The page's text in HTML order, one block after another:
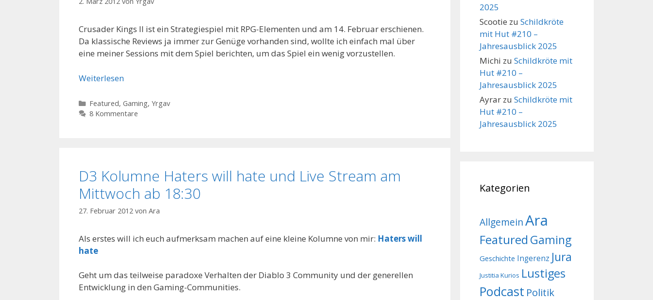
Crusader Kings II ist ein Strategiespiel mit RPG-Elementen und am 14. Februar erschienen.
Da klassische Reviews ja immer zur Genüge vorhanden sind, wollte ich einfach mal über
eine meiner Sessions mit dem Spiel berichten, um das Spiel ein wenig vorzustellen.
Weiterlesen
Kategorien
Featured, Gaming, Yrgav
8 Kommentare
D3 Kolumne Haters will hate und Live Stream am
Mittwoch ab 18:30
27. Februar 2012 von Ara
Als erstes will ich euch aufmerksam machen auf eine kleine Kolumne von mir: Haters will
hate
Geht um das teilweise paradoxe Verhalten der Diablo 3 Community und der generellen
Entwicklung in den Gaming-Communities.
2025
Scootie zu Schildkröte
mit Hut #210 –
Jahresausblick 2025
Michi zu Schildkröte mit
Hut #210 –
Jahresausblick 2025
Ayrar zu Schildkröte mit
Hut #210 –
Jahresausblick 2025
Kategorien
AllgemeinAra
Featured Gaming
Geschichte Ingerenz Jura
Justitia Kurios Lustiges
Podcast Politik